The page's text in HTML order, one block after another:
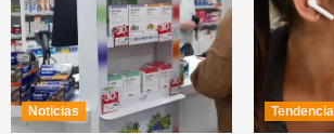
Noticias Tendencia